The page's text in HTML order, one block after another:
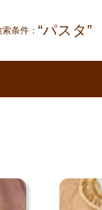
索条件 “パスタ”